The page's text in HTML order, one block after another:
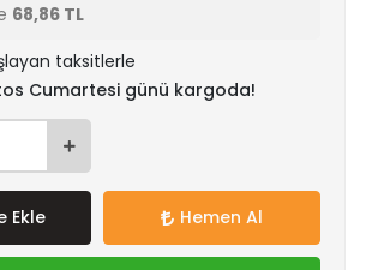
68,86 TL
taksitlerle
Cumartesi günü kargoda!
Ekle Hemen Al